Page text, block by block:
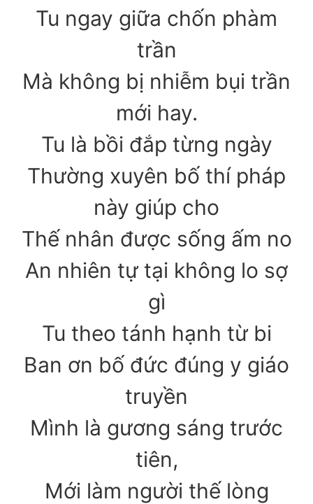
Tu ngay giữa chốn phàm
trần
Mà không bị nhiễm bụi trần
mới hay.
Tu là bồi đắp từng ngày
Thường xuyên bố thí pháp
này giúp cho
Thế nhân được sống ấm no
An nhiên tự tại không lo sợ
gì
Tu theo tánh hạnh từ bi
Ban ơn bố đức đúng y giáo
truyền
Mình là gương sáng trước
tiên,
Mới làm người thế lòng